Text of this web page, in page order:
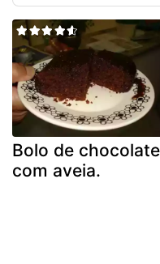
Bolo de chocolate
com aveia.